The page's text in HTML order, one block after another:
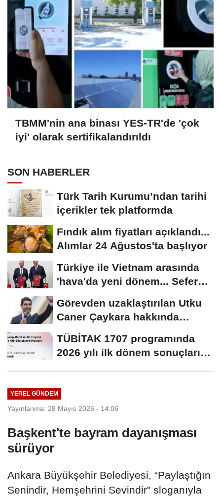
TBMM'nin ana binası YES-TR'de 'çok
iyi' olarak sertifikalandırıldı
SON HABERLER
Türk Tarih Kurumu’ndan tarihi
içerikler tek platformda
Fındık alım fiyatları açıklandı...
Alımlar 24 Ağustos'ta başlıyor
Türkiye ile Vietnam arasında
'hava'da yeni dönem... Sefer
Görevden uzaklaştırılan Utku
Caner Çaykara hakkında
tahliye kararı
TÜBİTAK 1707 programında
2026 yılı ilk dönem sonuçları
YEREL GÜNDEM
Yayınlanma: 28 Mayıs 2026 - 14:06
Başkent'te bayram dayanışması
sürüyor
Ankara Büyükşehir Belediyesi, “Paylaştığın
Senindir, Hemşehrini Sevindir” sloganıyla